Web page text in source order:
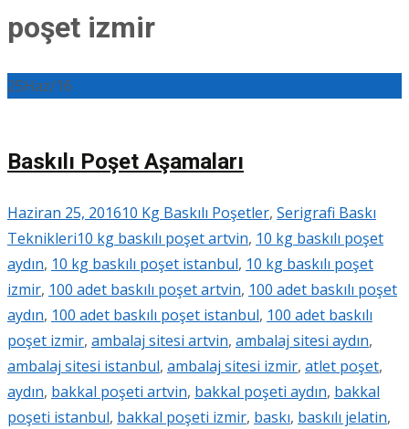
poşet izmir
25Haz/16
Baskılı Poşet Aşamaları
Haziran 25, 201610 Kg Baskılı Poşetler, Serigrafi Baskı
Teknikleri10 kg baskılı poşet artvin, 10 kg baskılı poşet
aydın, 10 kg baskılı poşet istanbul, 10 kg baskılı poşet
izmir, 100 adet baskılı poşet artvin, 100 adet baskılı poşet
aydın, 100 adet baskılı poşet istanbul, 100 adet baskılı
poşet izmir, ambalaj sitesi artvin, ambalaj sitesi aydın,
ambalaj sitesi istanbul, ambalaj sitesi izmir, atlet poşet,
aydın, bakkal poşeti artvin, bakkal poşeti aydın, bakkal
poşeti istanbul, bakkal poşeti izmir, baskı, baskılı jelatin,